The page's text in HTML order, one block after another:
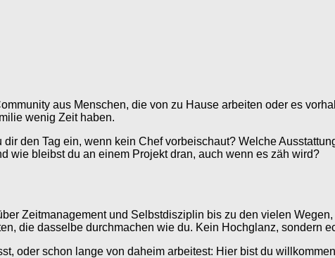
aus Menschen, die von zu Hause arbeiten oder es
wenig Zeit haben.
den Tag ein, wenn kein Chef vorbeischaut? Welche
wie bleibst du an einem Projekt dran, auch wenn es zäh wird?
Zeitmanagement und Selbstdisziplin bis zu den vielen
die dasselbe durchmachen wie du. Kein Hochglanz, sondern
oder schon lange von daheim arbeitest: Hier bist du